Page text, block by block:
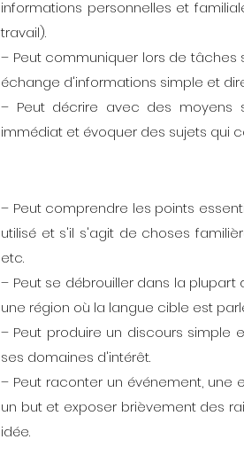
informations personnelles et
travail).
– Peut communiquer lors de
échange d'informations simple et
– Peut décrire avec des moyens
immédiat et évoquer des sujets qui
– Peut comprendre les points
utilisé et s'il s'agit de choses
etc.
– Peut se débrouiller dans la
une région où la langue cible est
– Peut produire un discours simple
ses domaines d'intérêt.
– Peut raconter un événement, une
un but et exposer brièvement des
idée.